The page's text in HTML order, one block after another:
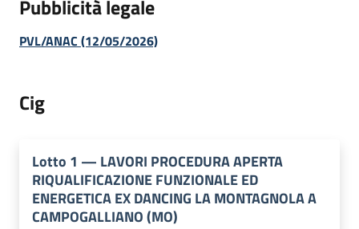
Pubblicità legale
PVL/ANAC (12/05/2026)
Cig
Lotto 1 — LAVORI PROCEDURA APERTA
RIQUALIFICAZIONE FUNZIONALE ED
ENERGETICA EX DANCING LA MONTAGNOLA A
CAMPOGALLIANO (MO)